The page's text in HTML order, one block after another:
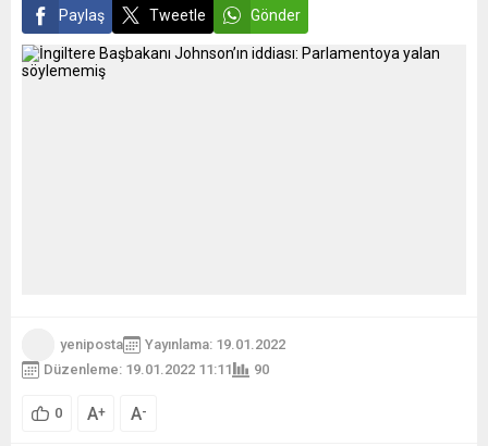
Paylaş Tweetle Gönder
yeniposta
Yayınlama: 19.01.2022
Düzenleme: 19.01.2022 11:11
90
0 A+ A-